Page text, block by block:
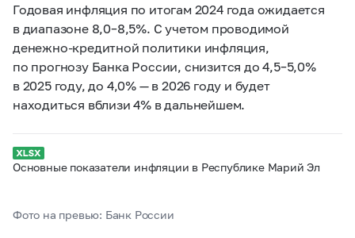
Годовая инфляция по итогам 2024 года ожидается
в диапазоне 8,0–8,5%. С учетом проводимой
денежно-кредитной политики инфляция,
по прогнозу Банка России, снизится до 4,5–5,0%
в 2025 году, до 4,0% — в 2026 году и будет
находиться вблизи 4% в дальнейшем.
Основные показатели инфляции в Республике Марий Эл
Фото на превью: Банк России